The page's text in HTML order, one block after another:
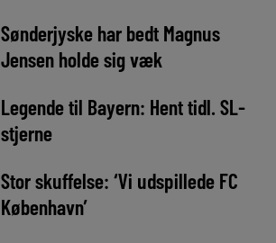
Sønderjyske har bedt Magnus
Jensen holde sig væk
Legende til Bayern: Hent tidl. SL-
stjerne
Stor skuffelse: ‘Vi udspillede FC
København’